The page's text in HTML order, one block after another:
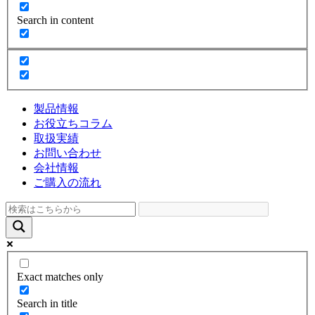
Search in content
製品情報
お役立ちコラム
取扱実績
お問い合わせ
会社情報
ご購入の流れ
Exact matches only
Search in title